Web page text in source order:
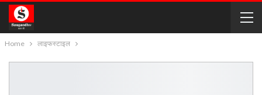
Home लाइफस्टाइल